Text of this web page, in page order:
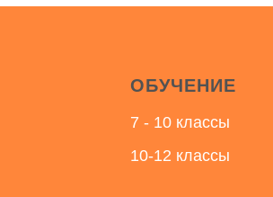
ОБУЧЕНИЕ
7 - 10 классы
10-12 классы